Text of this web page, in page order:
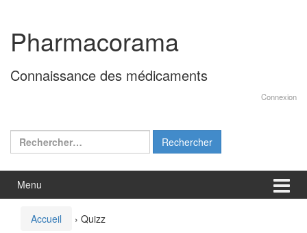
contenu
menu
principal
Pharmacorama
Connaissance des médicaments
Connexion
Rechercher :
Menu
Accueil › Quizz